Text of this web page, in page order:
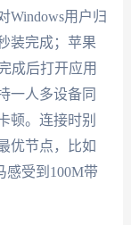
Windows用户归
装完成；苹果
成后打开应用
一人多设备同
顿。连接时别
优节点，比如
受到100M带